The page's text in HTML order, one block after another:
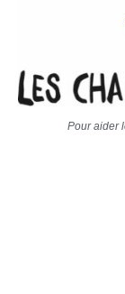
Pour aider